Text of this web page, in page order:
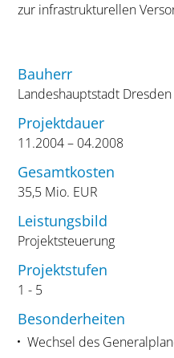
zur infrastrukturellen
Bauherr
Landeshauptstadt Dresden
Projektdauer
11.2004 – 04.2008
Gesamtkosten
35,5 Mio. EUR
Leistungsbild
Projektsteuerung
Projektstufen
1 - 5
Besonderheiten
Wechsel des